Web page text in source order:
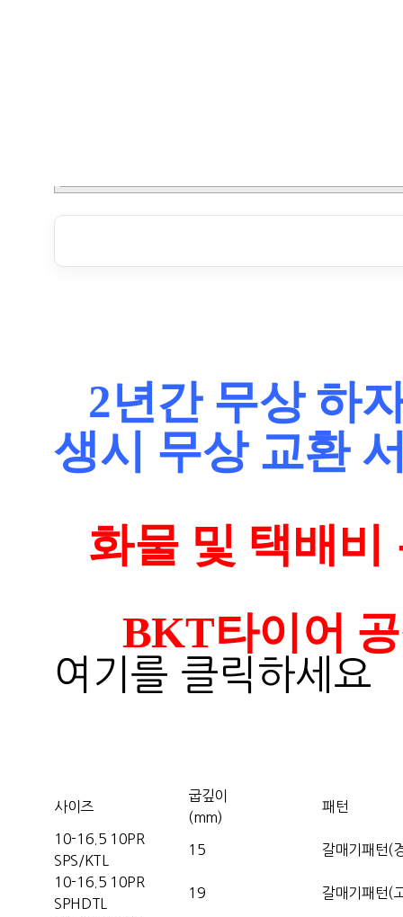
2년간 무상 하
생시 무상 교환
화물 및 택배비
BKT타이어
여기를 클릭하세요
사이즈
굽깊이
(mm)
패턴
10-16.5 10PR
SPS/KTL
15 갈매기패턴(
10-16.5 10PR
SPHDTL
19 갈매기패턴(